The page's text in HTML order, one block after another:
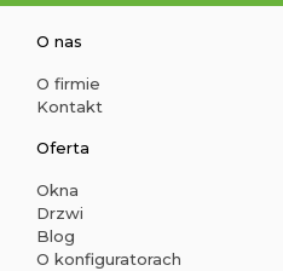
O nas
O firmie
Kontakt
Oferta
Okna
Drzwi
Blog
O konfiguratorach